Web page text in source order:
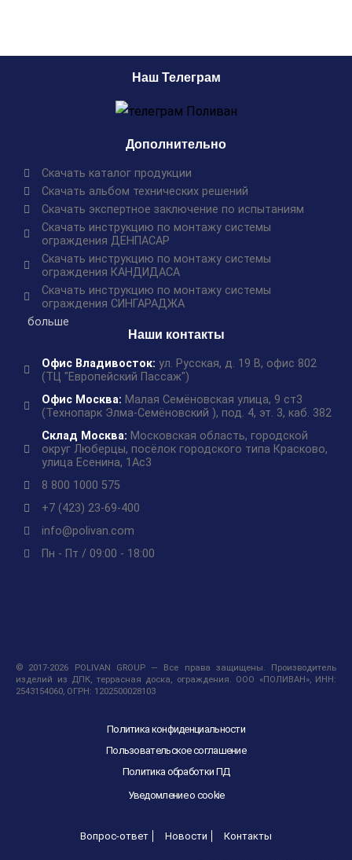
Наши контакты
Офис Владивосток: ул. Русская, д. 19 В, офис 802
(ТЦ "Европейский Пассаж")
Офис Москва: Малая Семёновская улица, 9 ст3
(Технопарк Элма-Семёновский ), под. 4, эт. 3, каб. 382
Склад Москва: Московская область, городской
округ Люберцы, посёлок городского типа Красково,
улица Есенина, 1Ас3
8 800 1000 575
+7 (423) 23-69-400
info@polivan.com
Пн - Пт / 09:00 - 18:00
Дополнительно
Скачать каталог продукции
Скачать альбом технических решений
Скачать экспертное заключение по испытаниям
Скачать инструкцию по монтажу системы
ограждения ДЕНПАСАР
Скачать инструкцию по монтажу системы
ограждения КАНДИДАСА
Скачать инструкцию по монтажу системы
ограждения СИНГАРАДЖА
больше
Наш Телеграм
© 2017-2026 POLIVAN GROUP — Все права защищены. Производитель
изделий из ДПК, террасная доска, ограждения. ООО «ПОЛИВАН», ИНН:
2543154060, ОГРН: 1202500028103
Политика конфиденциальности
Пользовательское соглашение
Политика обработки ПД
Уведомление о cookie
Вопрос-ответ Новости Контакты